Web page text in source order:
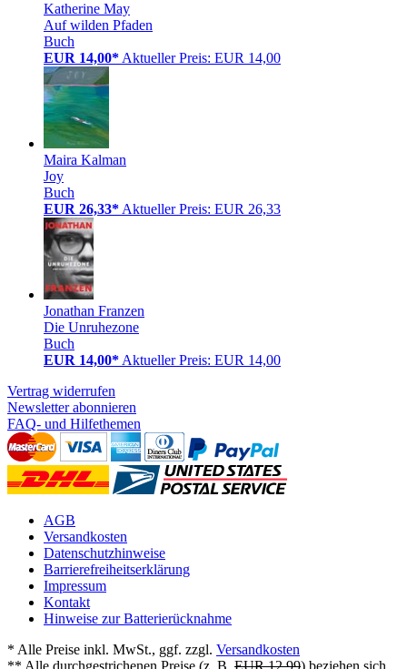
Katherine May
Auf wilden Pfaden
Buch
EUR 14,00* Aktueller Preis: EUR 14,00
Maira Kalman
Joy
Buch
EUR 26,33* Aktueller Preis: EUR 26,33
Jonathan Franzen
Die Unruhezone
Buch
EUR 14,00* Aktueller Preis: EUR 14,00
Vertrag widerrufen
Newsletter abonnieren
FAQ- und Hilfethemen
AGB
Versandkosten
Datenschutzhinweise
Barrierefreiheitserklärung
Impressum
Kontakt
Hinweise zur Batterierücknahme
* Alle Preise inkl. MwSt., ggf. zzgl. Versandkosten
** Alle durchgestrichenen Preise (z. B. EUR 12,99) beziehen sich